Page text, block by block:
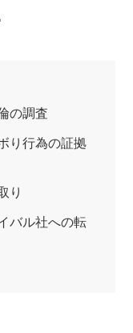
の調査
り行為の証拠
り
バル社への転